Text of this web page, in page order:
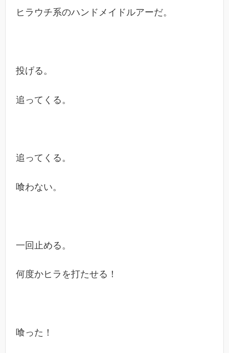
ヒラウチ系のハンドメイドルアーだ。
投げる。
追ってくる。
追ってくる。
喰わない。
一回止める。
何度かヒラを打たせる！
喰った！